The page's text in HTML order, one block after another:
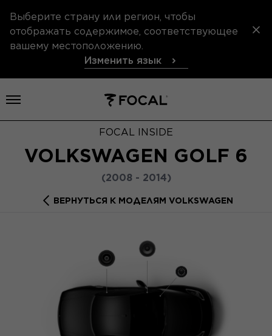
Выберите страну или регион, чтобы
отображать содержимое, соответствующее
вашему местоположению.
Изменить язык
Открыть меню
FOCAL INSIDE
VOLKSWAGEN GOLF 6
(2008 - 2014)
ВЕРНУТЬСЯ К МОДЕЛЯМ VOLKSWAGEN